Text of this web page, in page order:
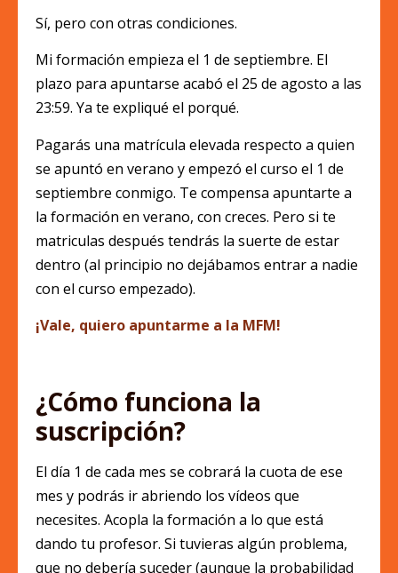
Sí, pero con otras condiciones.
Mi formación empieza el 1 de septiembre. El
plazo para apuntarse acabó el 25 de agosto a las
23:59. Ya te expliqué el porqué.
Pagarás una matrícula elevada respecto a quien
se apuntó en verano y empezó el curso el 1 de
septiembre conmigo. Te compensa apuntarte a
la formación en verano, con creces. Pero si te
matriculas después tendrás la suerte de estar
dentro (al principio no dejábamos entrar a nadie
con el curso empezado).
¡Vale, quiero apuntarme a la MFM!
¿Cómo funciona la
suscripción?
El día 1 de cada mes se cobrará la cuota de ese
mes y podrás ir abriendo los vídeos que
necesites. Acopla la formación a lo que está
dando tu profesor. Si tuvieras algún problema,
que no debería suceder (aunque la probabilidad